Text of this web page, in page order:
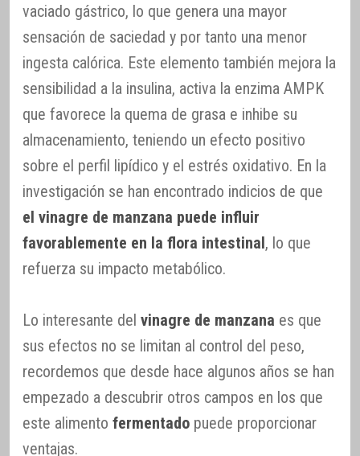
vaciado gástrico, lo que genera una mayor
sensación de saciedad y por tanto una menor
ingesta calórica. Este elemento también mejora la
sensibilidad a la insulina, activa la enzima AMPK
que favorece la quema de grasa e inhibe su
almacenamiento, teniendo un efecto positivo
sobre el perfil lipídico y el estrés oxidativo. En la
investigación se han encontrado indicios de que
el vinagre de manzana puede influir
favorablemente en la flora intestinal, lo que
refuerza su impacto metabólico.
Lo interesante del vinagre de manzana es que
sus efectos no se limitan al control del peso,
recordemos que desde hace algunos años se han
empezado a descubrir otros campos en los que
este alimento fermentado puede proporcionar
ventajas.